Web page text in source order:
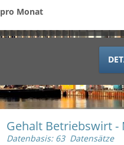
pro Monat
Gehalt Betriebswirt -
Datenbasis: 63 Datensätze